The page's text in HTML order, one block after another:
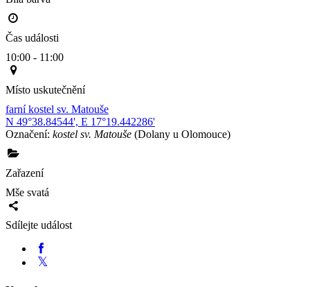
Čas události
10:00 - 11:00
Místo uskutečnění
farní kostel sv. Matouše
N 49°38.84544', E 17°19.442286'
Označení: kostel sv. Matouše (Dolany u Olomouce)
Zařazení
Mše svatá
Sdílejte událost